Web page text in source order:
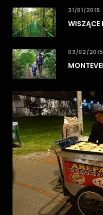
31/01/2015
03/02/2015